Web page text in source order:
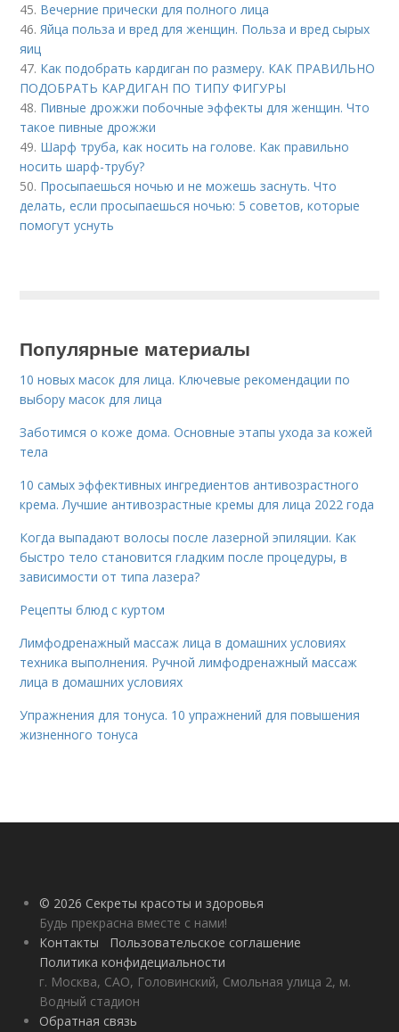
45. Вечерние прически для полного лица
46.Яйца польза и вред для женщин. Польза и вред сырых
яиц
47. Как подобрать кардиган по размеру. КАК ПРАВИЛЬНО
ПОДОБРАТЬ КАРДИГАН ПО ТИПУ ФИГУРЫ
48. Пивные дрожжи побочные эффекты для женщин. Что
такое пивные дрожжи
49. Шарф труба, как носить на голове. Как правильно
носить шарф-трубу?
50. Просыпаешься ночью и не можешь заснуть. Что
делать, если просыпаешься ночью: 5 советов, которые
помогут уснуть
Популярные материалы
10 новых масок для лица. Ключевые рекомендации по
выбору масок для лица
Заботимся о коже дома. Основные этапы ухода за кожей
тела
10 самых эффективных ингредиентов антивозрастного
крема. Лучшие антивозрастные кремы для лица 2022 года
Когда выпадают волосы после лазерной эпиляции. Как
быстро тело становится гладким после процедуры, в
зависимости от типа лазера?
Рецепты блюд с куртом
Лимфодренажный массаж лица в домашних условиях
техника выполнения. Ручной лимфодренажный массаж
лица в домашних условиях
Упражнения для тонуса. 10 упражнений для повышения
жизненного тонуса
© 2026 Секреты красоты и здоровья
Будь прекрасна вместе с нами!
Контакты
Пользовательское соглашение
Политика конфидециальности
г. Москва, САО, Головинский, Смольная улица 2, м.
Водный стадион
Обратная связь